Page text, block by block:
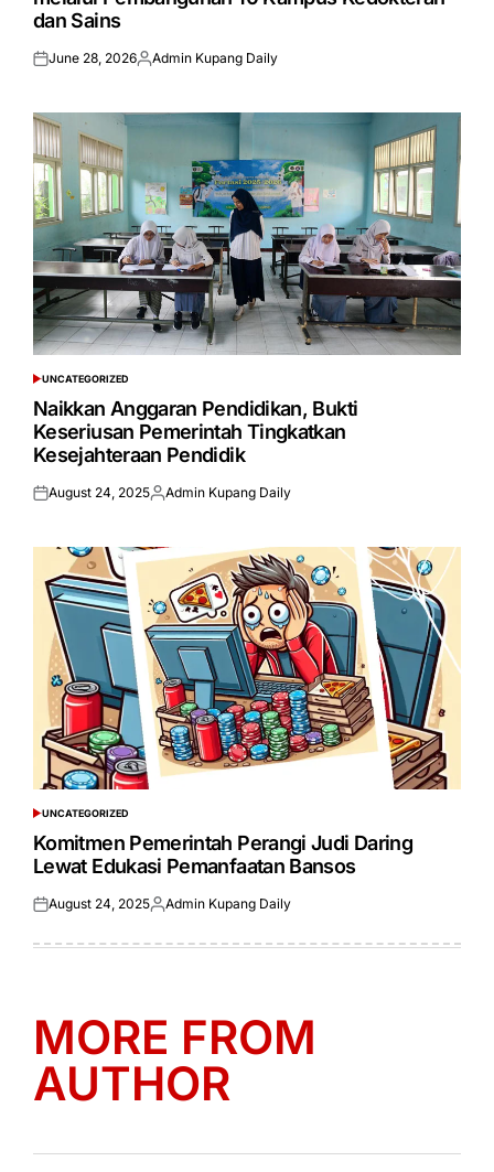
dan Sains
Posted
June 28, 2026Posted
Admin Kupang Daily
POSTED
IN
UNCATEGORIZED
Naikkan Anggaran Pendidikan, Bukti
Keseriusan Pemerintah Tingkatkan
Kesejahteraan Pendidik
Posted
August 24, 2025Posted
Admin Kupang Daily
POSTED
IN
UNCATEGORIZED
Komitmen Pemerintah Perangi Judi Daring
Lewat Edukasi Pemanfaatan Bansos
Posted
August 24, 2025Posted
Admin Kupang Daily
MORE FROM
AUTHOR